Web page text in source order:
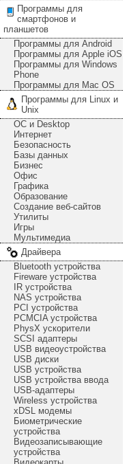
Программы для
смартфонов и
планшетов
Программы для Android
Программы для Apple iOS
Программы для Windows
Phone
Программы для Mac OS
Программы для Linux и
Unix
ОС и Desktop
Интернет
Безопасность
Базы данных
Бизнес
Офис
Графика
Образование
Создание веб-сайтов
Утилиты
Игры
Мультимедиа
Драйвера
Bluetooth устройства
Fireware устройства
IR устройства
NAS устройства
PCI устройства
PCMCIA устройства
PhysX ускорители
SCSI адаптеры
USB видеоустройства
USB диски
USB устройства
USB устройства ввода
USB-адаптеры
Wireless устройства
xDSL модемы
Биометрические
устройства
Видеозаписывающие
устройства